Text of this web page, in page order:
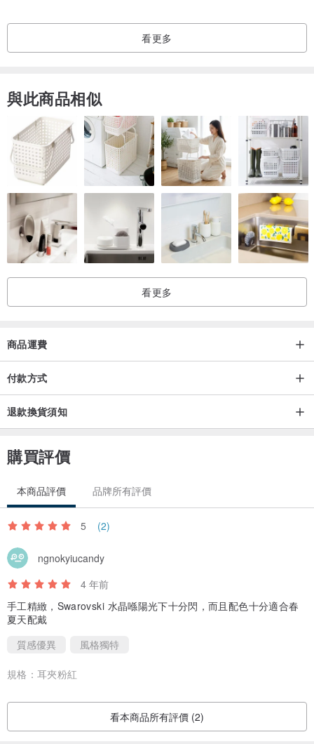
看更多
與此商品相似
看更多
商品運費
付款方式
退款換貨須知
購買評價
本商品評價 品牌所有評價
5 (2)
ngnokyiucandy
4 年前
手工精緻，Swarovski 水晶喺陽光下十分閃，而且配色十分適合春
夏天配戴
質感優異
風格獨特
規格：耳夾粉紅
看本商品所有評價 (2)